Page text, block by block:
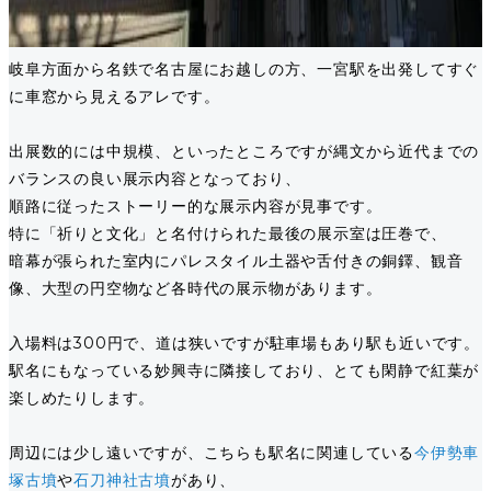
岐阜方面から名鉄で名古屋にお越しの方、一宮駅を出発してすぐ
に車窓から見えるアレです。
出展数的には中規模、といったところですが縄文から近代までの
バランスの良い展示内容となっており、
順路に従ったストーリー的な展示内容が見事です。
特に「祈りと文化」と名付けられた最後の展示室は圧巻で、
暗幕が張られた室内にパレスタイル土器や舌付きの銅鐸、観音
像、大型の円空物など各時代の展示物があります。
入場料は300円で、道は狭いですが駐車場もあり駅も近いです。
駅名にもなっている妙興寺に隣接しており、とても閑静で紅葉が
楽しめたりします。
周辺には少し遠いですが、こちらも駅名に関連している今伊勢車
塚古墳や石刀神社古墳があり、